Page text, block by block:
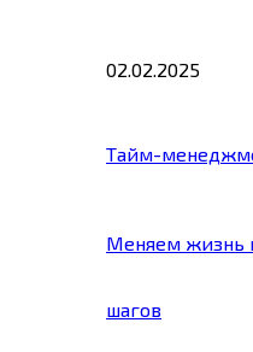
02.02.2025
Тайм-
Меняем жизнь
шагов